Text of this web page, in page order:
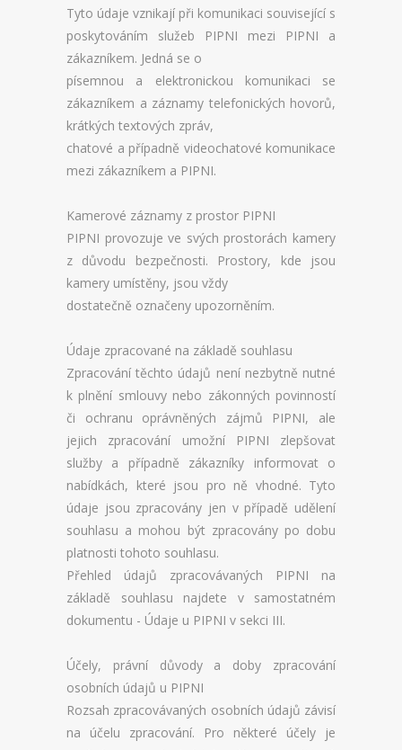
Tyto údaje vznikají při komunikaci související s
poskytováním služeb PIPNI mezi PIPNI a
zákazníkem. Jedná se o
písemnou a elektronickou komunikaci se
zákazníkem a záznamy telefonických hovorů,
krátkých textových zpráv,
chatové a případně videochatové komunikace
mezi zákazníkem a PIPNI.
Kamerové záznamy z prostor PIPNI
PIPNI provozuje ve svých prostorách kamery
z důvodu bezpečnosti. Prostory, kde jsou
kamery umístěny, jsou vždy
dostatečně označeny upozorněním.
Údaje zpracované na základě souhlasu
Zpracování těchto údajů není nezbytně nutné
k plnění smlouvy nebo zákonných povinností
či ochranu oprávněných zájmů PIPNI, ale
jejich zpracování umožní PIPNI zlepšovat
služby a případně zákazníky informovat o
nabídkách, které jsou pro ně vhodné. Tyto
údaje jsou zpracovány jen v případě udělení
souhlasu a mohou být zpracovány po dobu
platnosti tohoto souhlasu.
Přehled údajů zpracovávaných PIPNI na
základě souhlasu najdete v samostatném
dokumentu - Údaje u PIPNI v sekci III.
Účely, právní důvody a doby zpracování
osobních údajů u PIPNI
Rozsah zpracovávaných osobních údajů závisí
na účelu zpracování. Pro některé účely je